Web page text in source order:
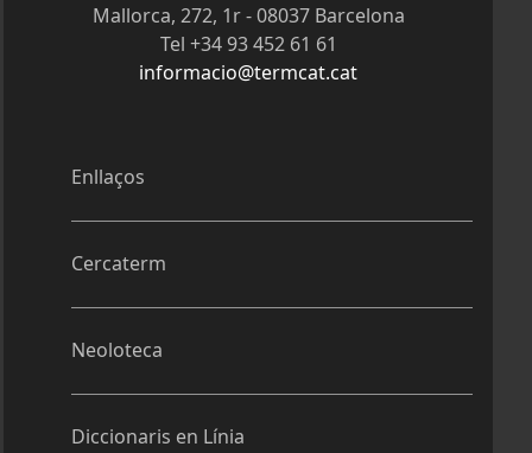
Enllaços
Cercaterm
Neoloteca
Diccionaris en Línia
Mallorca, 272, 1r - 08037 Barcelona
Tel +34 93 452 61 61
informacio@termcat.cat